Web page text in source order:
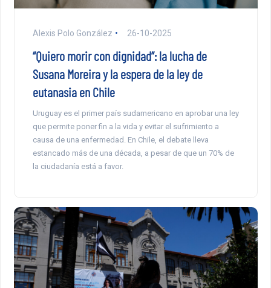
Alexis Polo González 26-10-2025
“Quiero morir con dignidad”: la lucha de
Susana Moreira y la espera de la ley de
eutanasia en Chile
Uruguay es el primer país sudamericano en aprobar una ley
que permite poner fin a la vida y evitar el sufrimiento a
causa de una enfermedad. En Chile, el debate lleva
estancado más de una década, a pesar de que un 70% de
la ciudadanía está a favor.